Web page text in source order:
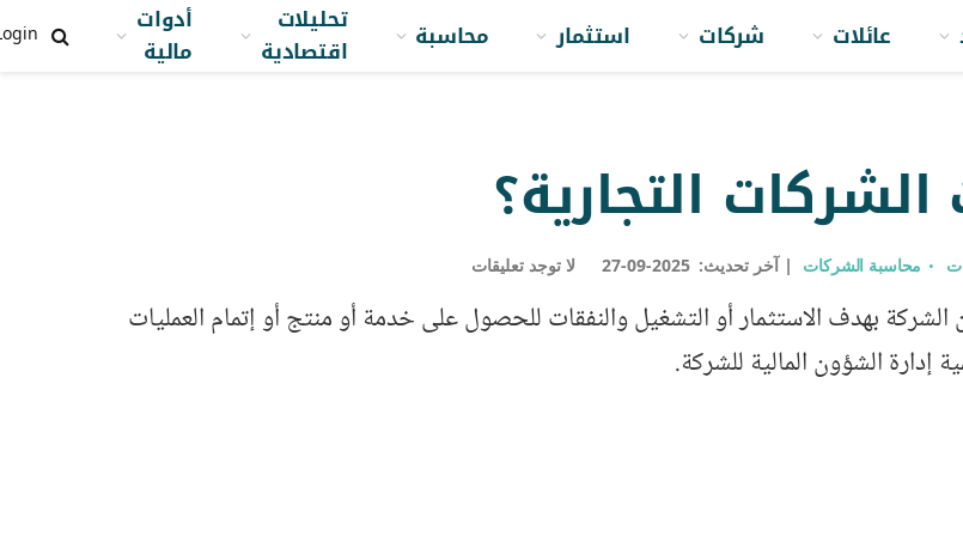
عائلات شركات استثمار محاسبة
تحليلات
اقتصادية
أدوات
مالية
التجارية؟
محاسبة الشركات آخر تحديث: 2025-09-27 لا توجد تعليقات
بهدف الاستثمار أو التشغيل والنفقات للحصول على خدمة أو منتج أو إتمام العمليات
إدارة الشؤون المالية للشركة.